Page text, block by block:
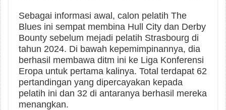
Sebagai informasi awal, calon pelatih The
Blues ini sempat membina Hull City dan Derby
Bounty sebelum mejadi pelatih Strasbourg di
tahun 2024. Di bawah kepemimpinannya, dia
berhasil membawa ditm ini ke Liga Konferensi
Eropa untuk pertama kalinya. Total terdapat 62
pertandingan yang dipercayakan kepada
pelatih ini dan 32 di antaranya berhasil mereka
menangkan.